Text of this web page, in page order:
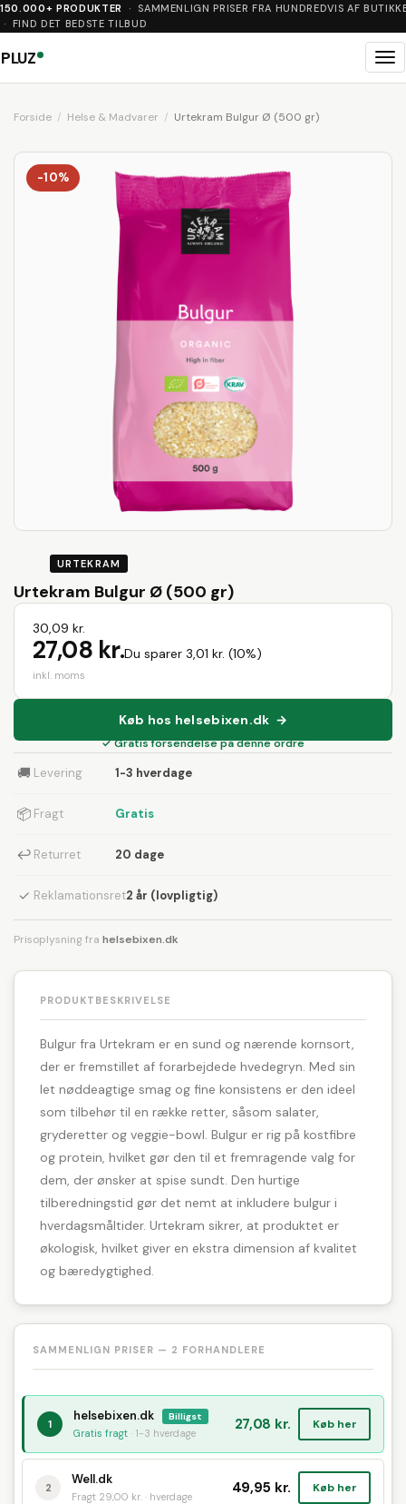
150.000+ PRODUKTER
· SAMMENLIGN PRISER FRA HUNDREDVIS AF
· FIND DET BEDSTE TILBUD
PLUZ
Forside Helse & Madvarer Urtekram Bulgur Ø (500 gr)
-10%
URTEKRAM
Urtekram Bulgur Ø (500 gr)
30,09 kr.
27,08 kr.Du sparer 3,01 kr. (10%)
inkl. moms
Køb hos helsebixen.dk →
✓ Gratis forsendelse på denne ordre
🚚 Levering 1-3 hverdage
📦 Fragt Gratis
↩ Returret 20 dage
✓ Reklamationsret2 år (lovpligtig)
Prisoplysning fra helsebixen.dk
PRODUKTBESKRIVELSE
Bulgur fra Urtekram er en sund og nærende kornsort,
der er fremstillet af forarbejdede hvedegryn. Med sin
let nøddeagtige smag og fine konsistens er den ideel
som tilbehør til en række retter, såsom salater,
gryderetter og veggie-bowl. Bulgur er rig på kostfibre
og protein, hvilket gør den til et fremragende valg for
dem, der ønsker at spise sundt. Den hurtige
tilberedningstid gør det nemt at inkludere bulgur i
hverdagsmåltider. Urtekram sikrer, at produktet er
økologisk, hvilket giver en ekstra dimension af kvalitet
og bæredygtighed.
SAMMENLIGN PRISER — 2 FORHANDLERE
1
helsebixen.dk Billigst
Gratis fragt · 1-3 hverdage 27,08 kr. Køb her
2
Well.dk
Fragt 29,00 kr. · hverdage 49,95 kr. Køb her